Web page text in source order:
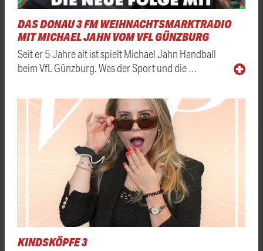
DAS DONAU 3 FM WEIHNACHTSMARKTRADIO
MIT MICHAEL JAHN VOM VFL GÜNZBURG
Seit er 5 Jahre alt ist spielt Michael Jahn Handball
beim VfL Günzburg. Was der Sport und die …
KINDSKÖPFE 3